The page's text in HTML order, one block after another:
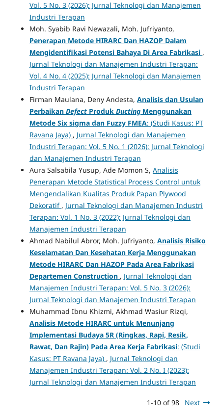
Vol. 5 No. 3 (2026): Jurnal Teknologi dan Manajemen
Industri Terapan
Moh. Syabib Ravi Newazali, Moh. Jufriyanto,
Penerapan Metode HIRARC Dan HAZOP Dalam
Mengidentifikasi Potensi Bahaya Di Area Fabrikasi ,
Jurnal Teknologi dan Manajemen Industri Terapan:
Vol. 4 No. 4 (2025): Jurnal Teknologi dan Manajemen
Industri Terapan
Firman Maulana, Deny Andesta, Analisis dan Usulan
Perbaikan DefectProduk DuctingMenggunakan
Metode Six sigma dan Fuzzy FMEA: (Studi Kasus: PT
Ravana Jaya) , Jurnal Teknologi dan Manajemen
Industri Terapan: Vol. 5 No. 1 (2026): Jurnal Teknologi
dan Manajemen Industri Terapan
Aura Salsabila Yusup, Ade Momon S, Analisis
Penerapan Metode Statistical Process Control untuk
Mengendalikan Kualitas Produk Papan Plywood
Dekoratif , Jurnal Teknologi dan Manajemen Industri
Terapan: Vol. 1 No. 3 (2022): Jurnal Teknologi dan
Manajemen Industri Terapan
Ahmad Nabilul Abror, Moh. Jufriyanto, Analisis Risiko
Keselamatan Dan Kesehatan Kerja Menggunakan
Metode HIRARC Dan HAZOP Pada Area Fabrikasi
Departemen Construction , Jurnal Teknologi dan
Manajemen Industri Terapan: Vol. 5 No. 3 (2026):
Jurnal Teknologi dan Manajemen Industri Terapan
Muhammad Ibnu Khizmi, Akhmad Wasiur Rizqi,
Analisis Metode HIRARC untuk Menunjang
Implementasi Budaya 5R (Ringkas, Rapi, Resik,
Rawat, Dan Rajin) Pada Area Kerja Fabrikasi: (Studi
Kasus: PT Ravana Jaya) , Jurnal Teknologi dan
Manajemen Industri Terapan: Vol. 2 No. I (2023):
Jurnal Teknologi dan Manajemen Industri Terapan
1-10 of 98 Next